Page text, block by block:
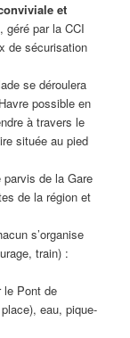
et
géré par la CCI
de sécurisation
se déroulera
possible en
à travers le
située au pied
parvis de la Gare
de la région et
s’organise
train) :
le Pont de
eau, pique-